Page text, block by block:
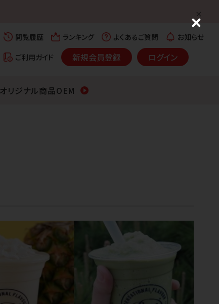
閲覧履歴 ランキング よくあるご質問
お知らせ
ご利用ガイド
新規会員登録 ログイン
オリジナル商品OEM
C
l